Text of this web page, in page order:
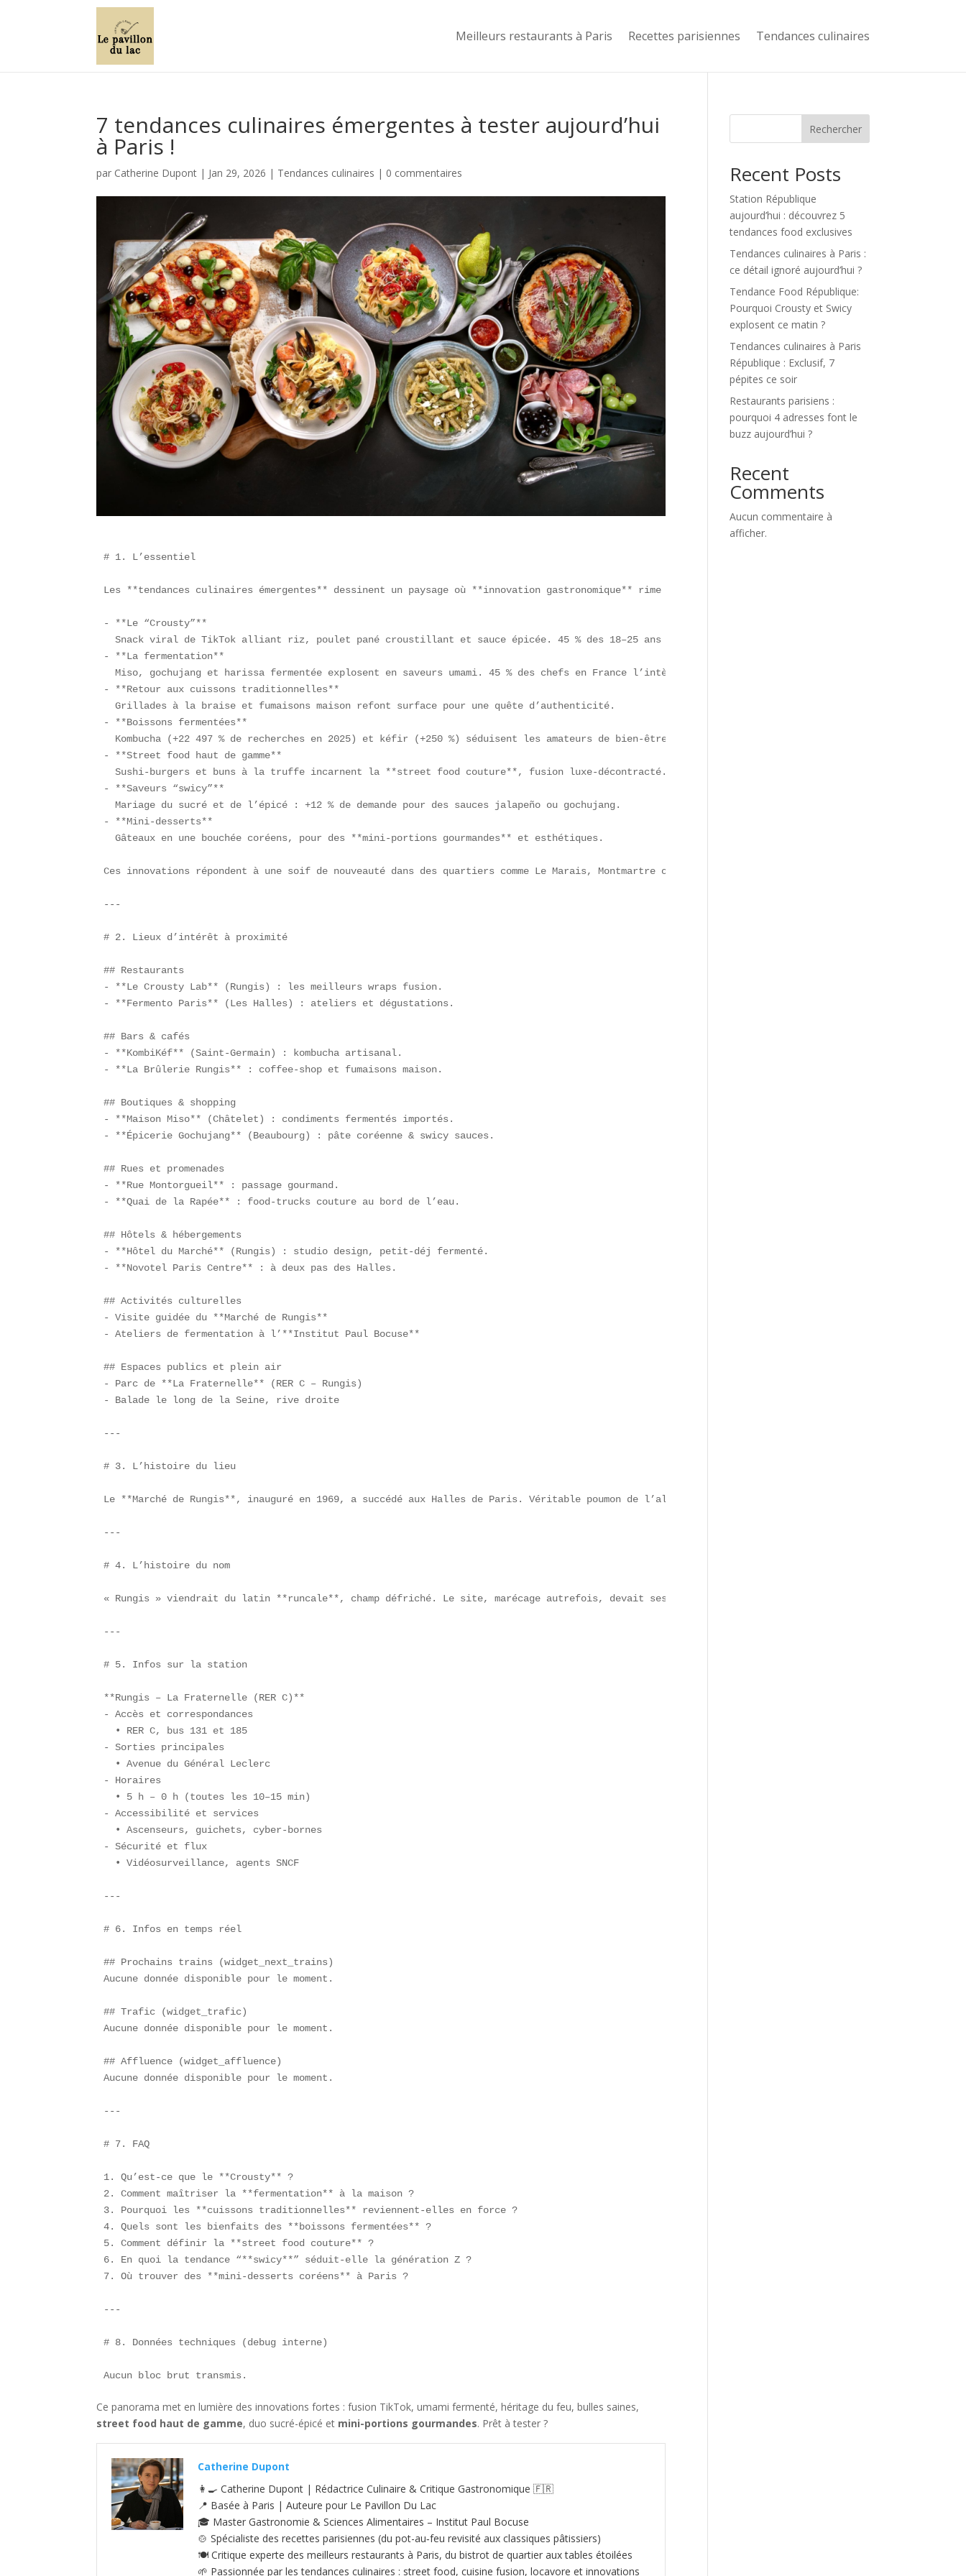
Meilleurs restaurants à Paris Recettes parisiennes Tendances culinaires
7 tendances culinaires émergentes à tester aujourd’hui
à Paris !
par Catherine Dupont | Jan 29, 2026 | Tendances culinaires | 0 commentaires
# 1. L’essentiel
Les **tendances culinaires émergentes** dessinent un paysage où **innovation gastronomique** rime avec authenticité. En 48 heures, voici les sept
- **Le “Crousty”**
Snack viral de TikTok alliant riz, poulet pané croustillant et sauce épicée. 45 % des 18–25 ans l’ont testé selon l’Observatoire de la
- **La fermentation**
  Miso, gochujang et harissa fermentée explosent en saveurs umami. 45 % des chefs en France l’intègrent désormais.
- **Retour aux cuissons traditionnelles**
  Grillades à la braise et fumaisons maison refont surface pour une quête d’authenticité.
- **Boissons fermentées**
  Kombucha (+22 497 % de recherches en 2025) et kéfir (+250 %) séduisent les amateurs de bien-être digestif.
- **Street food haut de gamme**
  Sushi-burgers et buns à la truffe incarnent la **street food couture**, fusion luxe-décontracté.
- **Saveurs “swicy”**
  Mariage du sucré et de l’épicé : +12 % de demande pour des sauces jalapeño ou gochujang.
- **Mini-desserts**
  Gâteaux en une bouchée coréens, pour des **mini-portions gourmandes** et esthétiques.
Ces innovations répondent à une soif de nouveauté dans des quartiers comme Le Marais, Montmartre ou autour de Rungis.
---
# 2. Lieux d’intérêt à proximité
## Restaurants
- **Le Crousty Lab** (Rungis) : les meilleurs wraps fusion.
- **Fermento Paris** (Les Halles) : ateliers et dégustations.
## Bars & cafés
- **KombiKéf** (Saint-Germain) : kombucha artisanal.
- **La Brûlerie Rungis** : coffee-shop et fumaisons maison.
## Boutiques & shopping
- **Maison Miso** (Châtelet) : condiments fermentés importés.
- **Épicerie Gochujang** (Beaubourg) : pâte coréenne & swicy sauces.
## Rues et promenades
- **Rue Montorgueil** : passage gourmand.
- **Quai de la Rapée** : food-trucks couture au bord de l’eau.
## Hôtels & hébergements
- **Hôtel du Marché** (Rungis) : studio design, petit-déj fermenté.
- **Novotel Paris Centre** : à deux pas des Halles.
## Activités culturelles
- Visite guidée du **Marché de Rungis**
- Ateliers de fermentation à l’**Institut Paul Bocuse**
## Espaces publics et plein air
- Parc de **La Fraternelle** (RER C – Rungis)
- Balade le long de la Seine, rive droite
---
# 3. L’histoire du lieu
Le **Marché de Rungis**, inauguré en 1969, a succédé aux Halles de Paris. Véritable poumon de l’alimentation européenne, il alimente
---
# 4. L’histoire du nom
« Rungis » viendrait du latin **runcale**, champ défriché. Le site, marécage autrefois, devait ses richesses à des cultures variées.
---
# 5. Infos sur la station
**Rungis – La Fraternelle (RER C)**
- Accès et correspondances
  • RER C, bus 131 et 185
- Sorties principales
  • Avenue du Général Leclerc
- Horaires
  • 5 h – 0 h (toutes les 10–15 min)
- Accessibilité et services
  • Ascenseurs, guichets, cyber-bornes
- Sécurité et flux
  • Vidéosurveillance, agents SNCF
---
# 6. Infos en temps réel
## Prochains trains (widget_next_trains)
Aucune donnée disponible pour le moment.
## Trafic (widget_trafic)
Aucune donnée disponible pour le moment.
## Affluence (widget_affluence)
Aucune donnée disponible pour le moment.
---
# 7. FAQ
1. Qu’est-ce que le **Crousty** ?
2. Comment maîtriser la **fermentation** à la maison ?
3. Pourquoi les **cuissons traditionnelles** reviennent-elles en force ?
4. Quels sont les bienfaits des **boissons fermentées** ?
5. Comment définir la **street food couture** ?
6. En quoi la tendance “**swicy**” séduit-elle la génération Z ?
7. Où trouver des **mini-desserts coréens** à Paris ?
---
# 8. Données techniques (debug interne)
Aucun bloc brut transmis.
Ce panorama met en lumière des innovations fortes : fusion TikTok, umami fermenté, héritage du feu, bulles saines,
street food haut de gamme, duo sucré-épicé et mini-portions gourmandes. Prêt à tester ?
Catherine Dupont
👩‍🍳 Catherine Dupont | Rédactrice Culinaire & Critique Gastronomique 🇫🇷
📍 Basée à Paris | Auteure pour Le Pavillon Du Lac
🎓 Master Gastronomie & Sciences Alimentaires – Institut Paul Bocuse
🍲 Spécialiste des recettes parisiennes (du pot-au‑feu revisité aux classiques pâtissiers)
🍽️ Critique experte des meilleurs restaurants à Paris, du bistrot de quartier aux tables étoilées
🌱 Passionnée par les tendances culinaires : street food, cuisine fusion, locavore et innovations
Rechercher
Recent Posts
Station République
aujourd’hui : découvrez 5
tendances food exclusives
Tendances culinaires à Paris :
ce détail ignoré aujourd’hui ?
Tendance Food République:
Pourquoi Crousty et Swicy
explosent ce matin ?
Tendances culinaires à Paris
République : Exclusif, 7
pépites ce soir
Restaurants parisiens :
pourquoi 4 adresses font le
buzz aujourd’hui ?
Recent
Comments
Aucun commentaire à
afficher.